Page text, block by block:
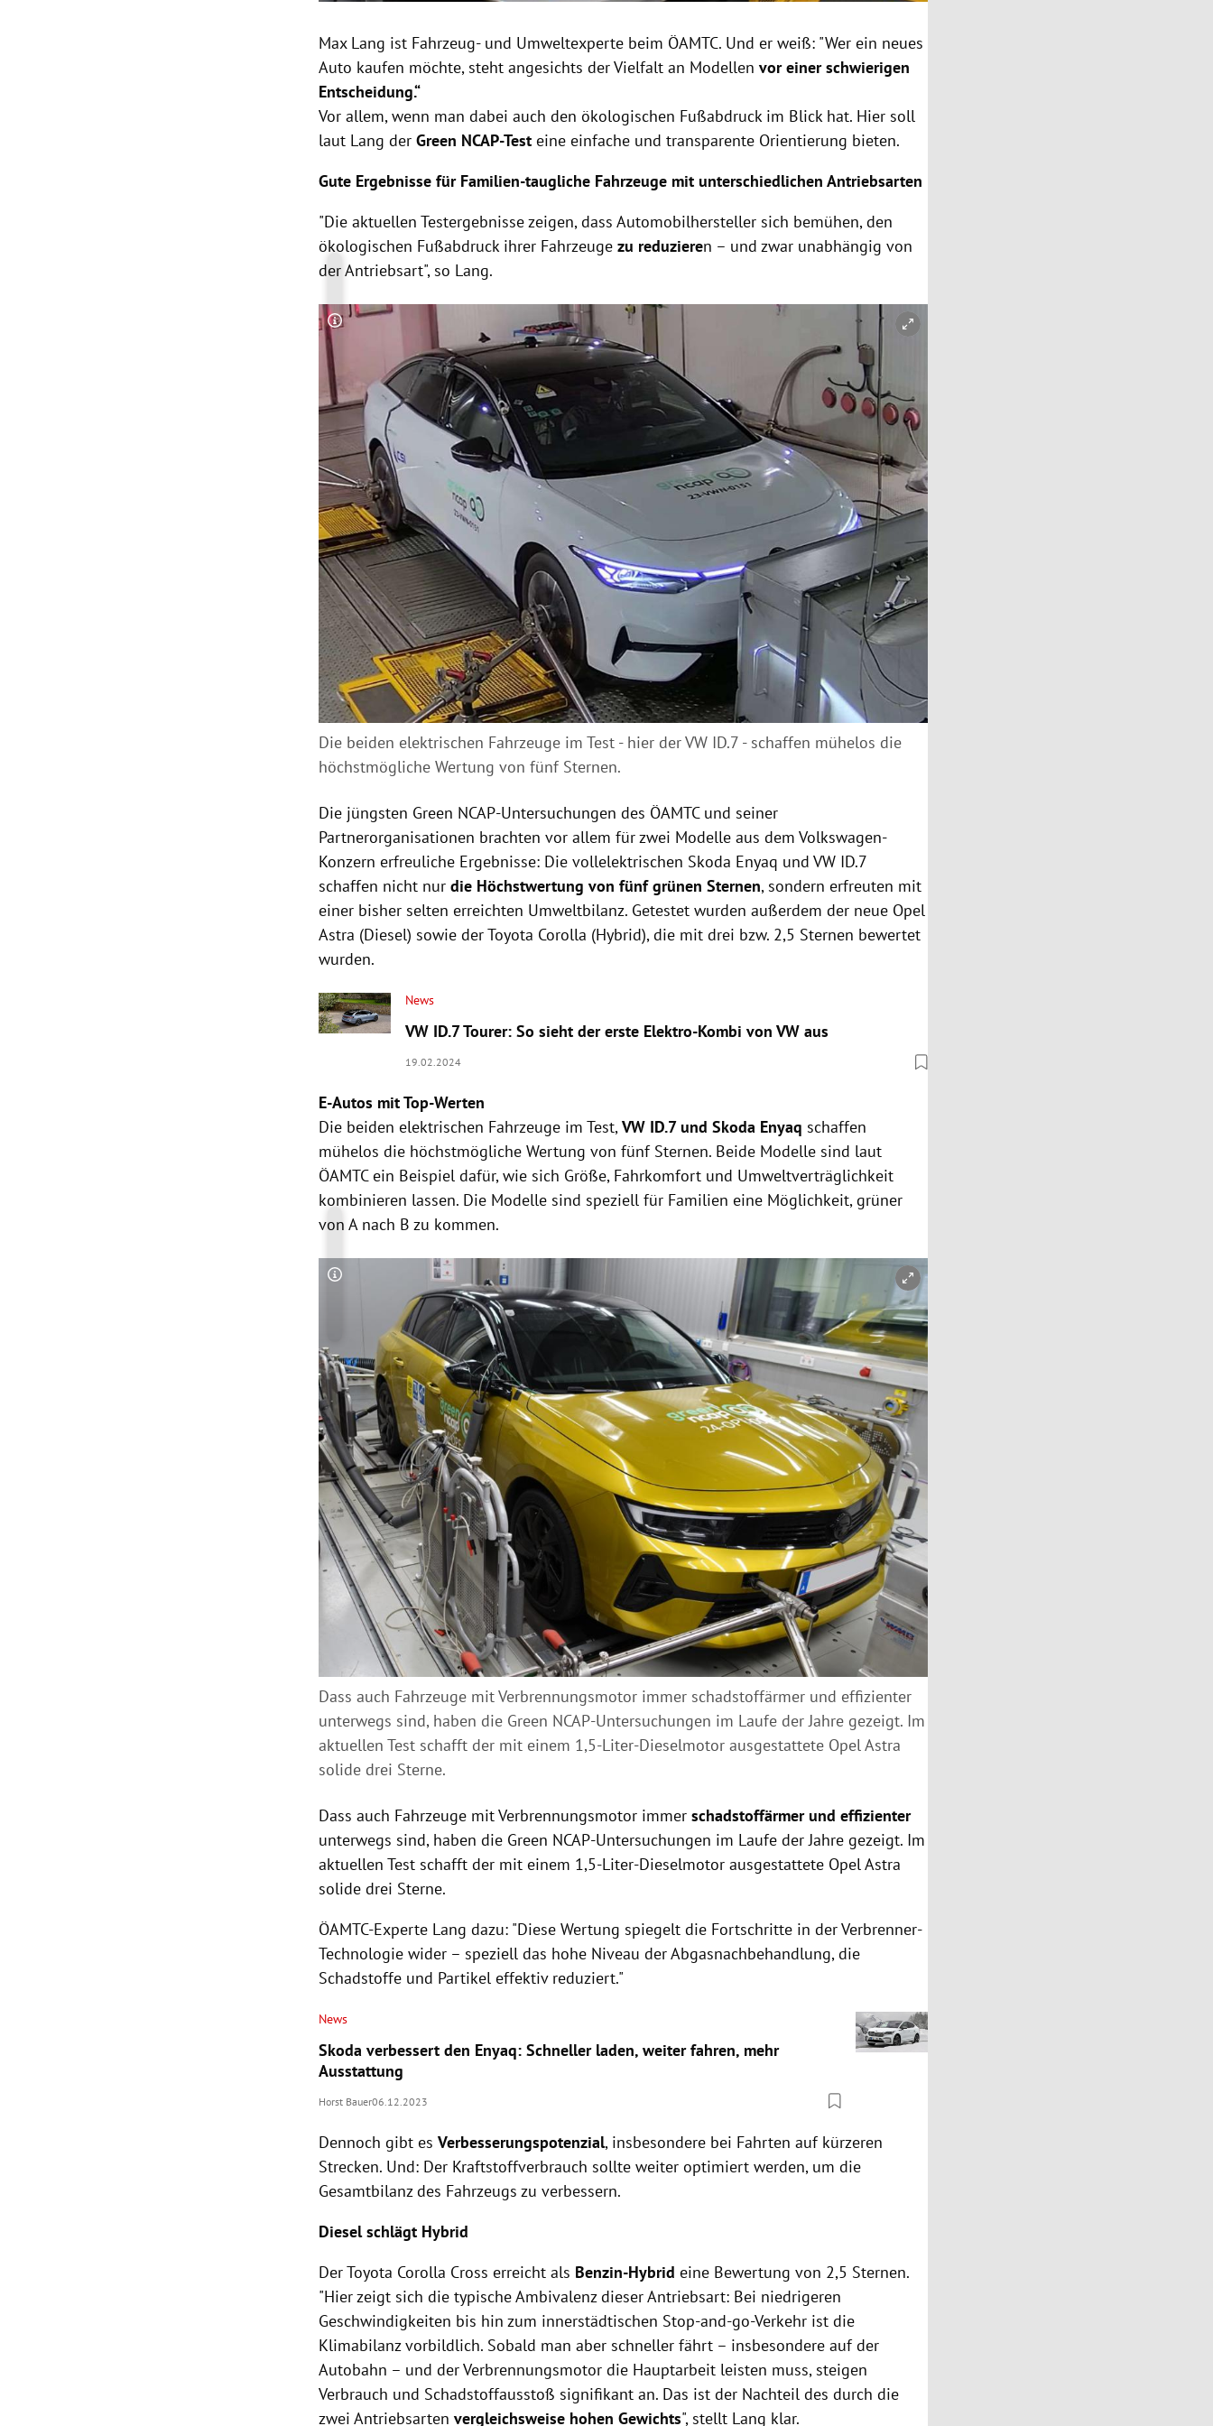
Max Lang ist Fahrzeug- und Umweltexperte beim ÖAMTC. Und er weiß: "Wer ein neues
Auto kaufen möchte, steht angesichts der Vielfalt an Modellen vor einer schwierigen
Entscheidung.“
Vor allem, wenn man dabei auch den ökologischen Fußabdruck im Blick hat. Hier soll
laut Lang derGreen NCAP-Testeine einfache und transparente Orientierung bieten.
Gute Ergebnisse für Familien-taugliche Fahrzeuge mit unterschiedlichen Antriebsarten
"Die aktuellen Testergebnisse zeigen, dass Automobilhersteller sich bemühen, den
ökologischen Fußabdruck ihrer Fahrzeugezu reduzieren – und zwar unabhängig von
der Antriebsart", so Lang.
Copyright-Hinweis öffnen/schließen
Die beiden elektrischen Fahrzeuge im Test - hier der VW ID.7 - schaffen mühelos die
höchstmögliche Wertung von fünf Sternen.
Die jüngsten Green NCAP-Untersuchungen des ÖAMTC und seiner
Partnerorganisationen brachten vor allem für zwei Modelle aus dem Volkswagen-
Konzern erfreuliche Ergebnisse: Die vollelektrischen Skoda Enyaq und VW ID.7
schaffen nicht nurdie Höchstwertung von fünf grünen Sternen, sondern erfreuten mit
einer bisher selten erreichten Umweltbilanz. Getestet wurden außerdem der neue Opel
Astra (Diesel) sowie der Toyota Corolla (Hybrid), die mit drei bzw. 2,5 Sternen bewertet
wurden.
News
VW ID.7 Tourer: So sieht der erste Elektro-Kombi von VW aus
19.02.2024
E-Autos mit Top-Werten
Die beiden elektrischen Fahrzeuge im Test,VW ID.7 und Skoda Enyaqschaffen
mühelos die höchstmögliche Wertung von fünf Sternen. Beide Modelle sind laut
ÖAMTC ein Beispiel dafür, wie sich Größe, Fahrkomfort und Umweltverträglichkeit
kombinieren lassen. Die Modelle sind speziell für Familien eine Möglichkeit, grüner
von A nach B zu kommen.
Copyright-Hinweis öffnen/schließen
Dass auch Fahrzeuge mit Verbrennungsmotor immer schadstoffärmer und effizienter
unterwegs sind, haben die Green NCAP-Untersuchungen im Laufe der Jahre gezeigt. Im
aktuellen Test schafft der mit einem 1,5-Liter-Dieselmotor ausgestattete Opel Astra
solide drei Sterne.
Dass auch Fahrzeuge mit Verbrennungsmotor immerschadstoffärmer und effizienter
unterwegs sind, haben die Green NCAP-Untersuchungen im Laufe der Jahre gezeigt. Im
aktuellen Test schafft der mit einem 1,5-Liter-Dieselmotor ausgestattete Opel Astra
solide drei Sterne.
ÖAMTC-Experte Lang dazu: "Diese Wertung spiegelt die Fortschritte in der Verbrenner-
Technologie wider – speziell das hohe Niveau der Abgasnachbehandlung, die
Schadstoffe und Partikel effektiv reduziert."
News
Skoda verbessert den Enyaq: Schneller laden, weiter fahren, mehr
Ausstattung
Horst Bauer06.12.2023
Dennoch gibt esVerbesserungspotenzial, insbesondere bei Fahrten auf kürzeren
Strecken. Und: Der Kraftstoffverbrauch sollte weiter optimiert werden, um die
Gesamtbilanz des Fahrzeugs zu verbessern.
Diesel schlägt Hybrid
Der Toyota Corolla Cross erreicht als Benzin-Hybrid eine Bewertung von 2,5 Sternen.
"Hier zeigt sich die typische Ambivalenz dieser Antriebsart: Bei niedrigeren
Geschwindigkeiten bis hin zum innerstädtischen Stop-and-go-Verkehr ist die
Klimabilanz vorbildlich. Sobald man aber schneller fährt – insbesondere auf der
Autobahn – und der Verbrennungsmotor die Hauptarbeit leisten muss, steigen
Verbrauch und Schadstoffausstoß signifikant an. Das ist der Nachteil des durch die
zwei Antriebsartenvergleichsweise hohen Gewichts", stellt Lang klar.